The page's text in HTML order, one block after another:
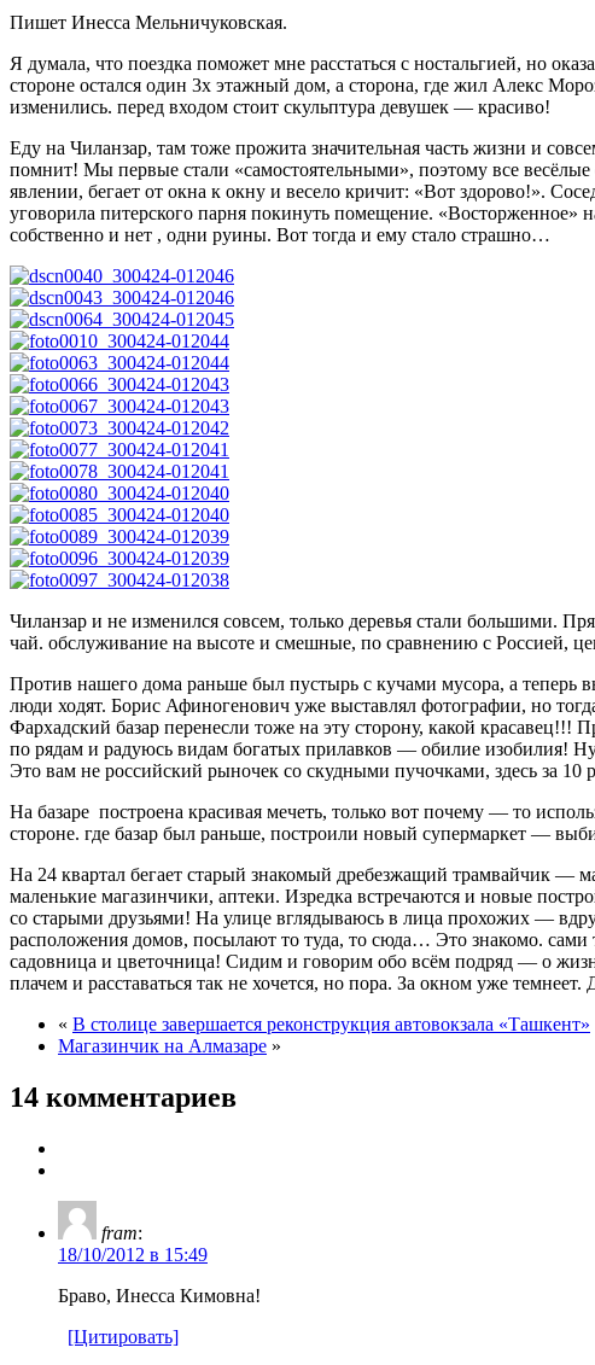
Пишет Инесса Мельничуковская.
Я думала, что поездка поможет мне расстаться с ностальгией, но
стороне остался один 3х этажный дом, а сторона, где жил Алекс
изменились. перед входом стоит скульптура девушек — красиво!
Еду на Чиланзар, там тоже прожита значительная часть жизни и
помнит! Мы первые стали «самостоятельными», поэтому все
явлении, бегает от окна к окну и весело кричит: «Вот здорово!».
уговорила питерского парня покинуть помещение.
собственно и нет , одни руины. Вот тогда и ему стало страшно…
Чиланзар и не изменился совсем, только деревья стали
чай. обслуживание на высоте и смешные, по сравнению с Россией,
Против нашего дома раньше был пустырь с кучами мусора, а теперь
люди ходят. Борис Афиногенович уже выставлял фотографии, но
Фархадский базар перенесли тоже на эту сторону, какой
по рядам и радуюсь видам богатых прилавков — обилие изобилия!
Это вам не российский рыночек со скудными пучочками, здесь за
На базаре построена красивая мечеть, только вот почему — то
стороне. где базар был раньше, построили новый супермаркет —
На 24 квартал бегает старый знакомый дребезжащий трамвайчик —
маленькие магазинчики, аптеки. Изредка встречаются и новые
со старыми друзьями! На улице вглядываюсь в лица прохожих —
расположения домов, посылают то туда, то сюда… Это знакомо.
садовница и цветочница! Сидим и говорим обо всём подряд — о
плачем и расставаться так не хочется, но пора. За окном уже
« В столице завершается реконструкция автовокзала «Ташкент»
Магазинчик на Алмазаре »
14 комментариев
fram:
18/10/2012 в 15:49
Браво, Инесса Кимовна!
[Цитировать]